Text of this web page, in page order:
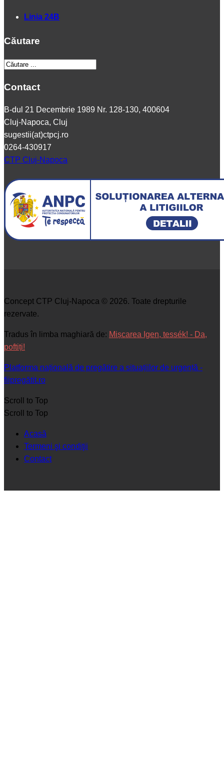
Linia 24B
Căutare
Contact
B-dul 21 Decembrie 1989 Nr. 128-130, 400604
Cluj-Napoca, Cluj
sugestii(at)ctpcj.ro
0264-430917
CTP Cluj-Napoca
Concept CTP Cluj-Napoca © 2026. Toate drepturile
rezervate.
Tradus în limba maghiară de: Mișcarea Igen, tessék! - Da,
poftiți!
Platforma națională de pregătire a situațiilor de urgență -
fiipregătit.ro
Scroll to Top
Scroll to Top
Acasă
Termeni şi condiţii
Contact